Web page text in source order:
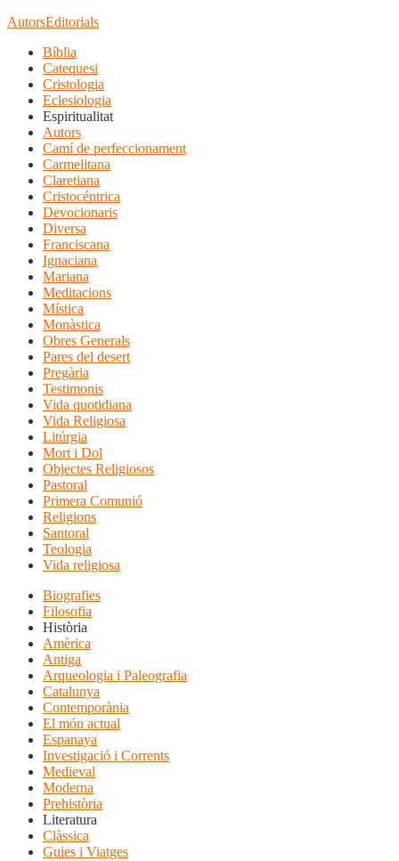
AutorsEditorials
Bíblia
Catequesi
Cristologia
Eclesiologia
Espiritualitat
Autors
Camí de perfeccionament
Carmelitana
Claretiana
Cristocéntrica
Devocionaris
Diversa
Franciscana
Ignaciana
Mariana
Meditacions
Mística
Monàstica
Obres Generals
Pares del desert
Pregària
Testimonis
Vida quotidiana
Vida Religiosa
Litúrgia
Mort i Dol
Objectes Religiosos
Pastoral
Primera Comunió
Religions
Santoral
Teologia
Vida religiosa
Biografies
Filosofia
Història
Amèrica
Antiga
Arqueologia i Paleografia
Catalunya
Contemporània
El món actual
Espanaya
Investigació i Corrents
Medieval
Moderna
Prehistòria
Literatura
Clàssica
Guies i Viatges